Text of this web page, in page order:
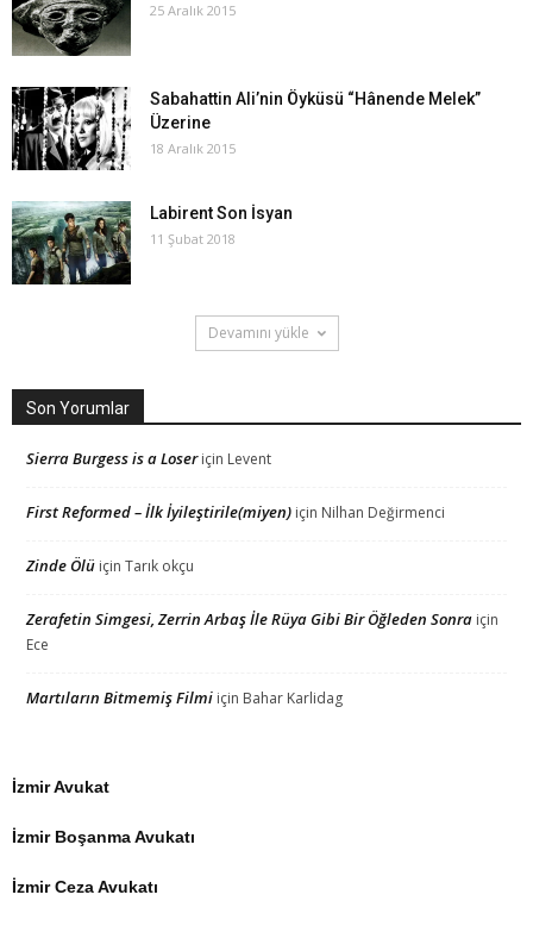
25 Aralık 2015
Sabahattin Ali’nin Öyküsü “Hânende Melek”
Üzerine
18 Aralık 2015
Labirent Son İsyan
11 Şubat 2018
Devamını yükle
Son Yorumlar
Sierra Burgess is a Loseriçin Levent
First Reformed – İlk İyileştirile(miyen) için Nilhan Değirmenci
Zinde Ölü için Tarık okçu
Zerafetin Simgesi, Zerrin Arbaş İle Rüya Gibi Bir Öğleden Sonra için
Ece
Martıların Bitmemiş Filmi için Bahar Karlidag
İzmir Avukat
İzmir Boşanma Avukatı
İzmir Ceza Avukatı